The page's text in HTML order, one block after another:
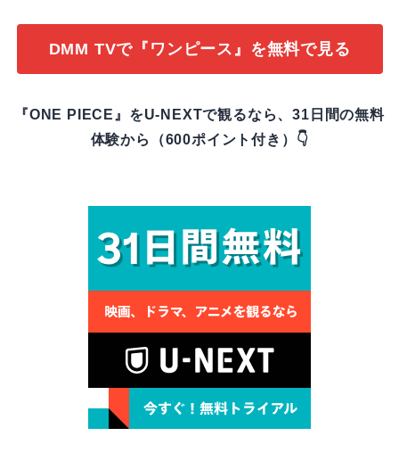
DMM TVで『ワンピース』を無料で見る
『ONE PIECE』をU-NEXTで観るなら、31日間の無料
体験から（600ポイント付き）👇